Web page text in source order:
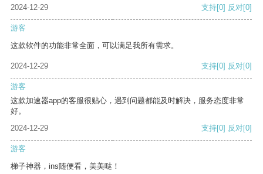
2024-12-29
支持[0] 反对[0]
游客
这款软件的功能非常全面，可以满足我所有需求。
2024-12-29 支持[0] 反对[0]
游客
这款加速器app的客服很贴心，遇到问题都能及时解决，服务态度非常
好。
2024-12-29
支持[0] 反对[0]
游客
梯子神器，ins随便看，美美哒！